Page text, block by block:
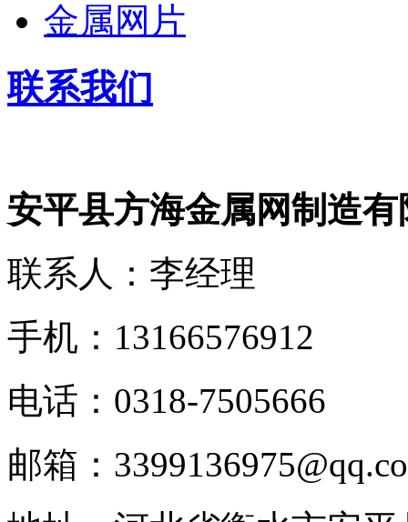
金属网片
联系我们
安平县方海金属网制造有
联系人：李经理
手机：13166576912
电话：0318-7505666
邮箱：